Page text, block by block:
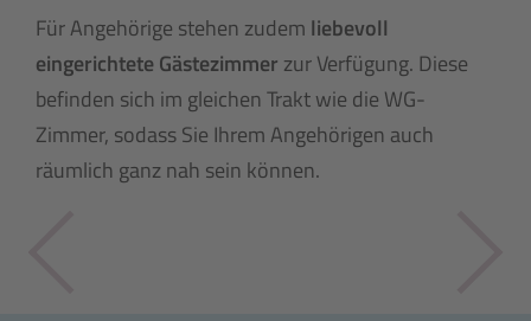
Für Angehörige stehen zudem liebevoll
eingerichtete Gästezimmer zur Verfügung. Diese
befinden sich im gleichen Trakt wie die WG-
Zimmer, sodass Sie Ihrem Angehörigen auch
räumlich ganz nah sein können.